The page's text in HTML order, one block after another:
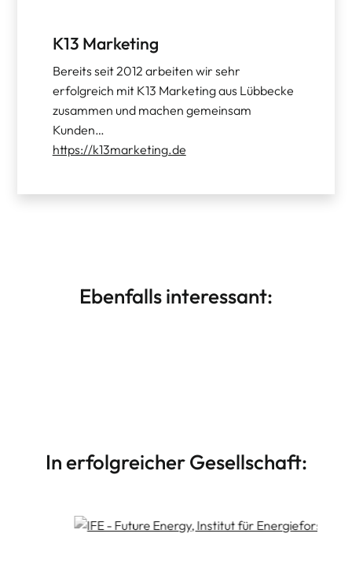
K13 Marketing
Bereits seit 2012 arbeiten wir sehr
erfolgreich mit K13 Marketing aus Lübbecke
zusammen und machen gemeinsam
Kunden…
https://k13marketing.de
Ebenfalls interessant:
In erfolgreicher Gesellschaft: